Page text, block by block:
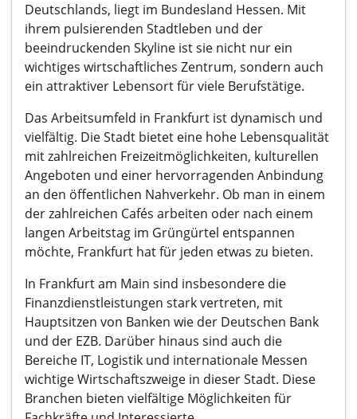
Deutschlands, liegt im Bundesland Hessen. Mit
ihrem pulsierenden Stadtleben und der
beeindruckenden Skyline ist sie nicht nur ein
wichtiges wirtschaftliches Zentrum, sondern auch
ein attraktiver Lebensort für viele Berufstätige.
Das Arbeitsumfeld in Frankfurt ist dynamisch und
vielfältig. Die Stadt bietet eine hohe Lebensqualität
mit zahlreichen Freizeitmöglichkeiten, kulturellen
Angeboten und einer hervorragenden Anbindung
an den öffentlichen Nahverkehr. Ob man in einem
der zahlreichen Cafés arbeiten oder nach einem
langen Arbeitstag im Grüngürtel entspannen
möchte, Frankfurt hat für jeden etwas zu bieten.
In Frankfurt am Main sind insbesondere die
Finanzdienstleistungen stark vertreten, mit
Hauptsitzen von Banken wie der Deutschen Bank
und der EZB. Darüber hinaus sind auch die
Bereiche IT, Logistik und internationale Messen
wichtige Wirtschaftszweige in dieser Stadt. Diese
Branchen bieten vielfältige Möglichkeiten für